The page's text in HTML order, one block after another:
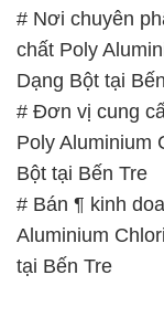
# Nơi chuyên
chất Poly
Dạng Bột tại
# Đơn vị cung
Poly Aluminium
Bột tại Bến Tre
# Bán ¶ kinh
Aluminium
tại Bến Tre